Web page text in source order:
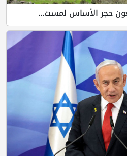
حجر الأساس لمست...